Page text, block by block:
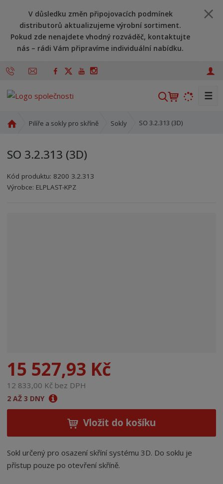
V důsledku změn připojovacích podmínek
distributorů aktualizujeme výrobní sortiment.
Pokud zde nenajdete vhodný rozváděč, kontaktujte
nás – rádi Vám připravíme individuální nabídku.
V
h
☰
d
í
s
Pilíře a sokly pro skříně Sokly SO 3.2.313 (3D)
SO 3.2.313 (3D)
Kód produktu: 8200 3.2.313
Kód výrobce: 8595208619946
Kód dodavatele:8595208619946
Výrobce: ELPLAST-KPZ
15 527,93 Kč
12 833,00 Kč bez DPH
2 AŽ 3 DNY
Vložit do košíku
Sokl určený pro osazení skříní systému 3D. Do soklu je
přístup pouze po otevření skříně.